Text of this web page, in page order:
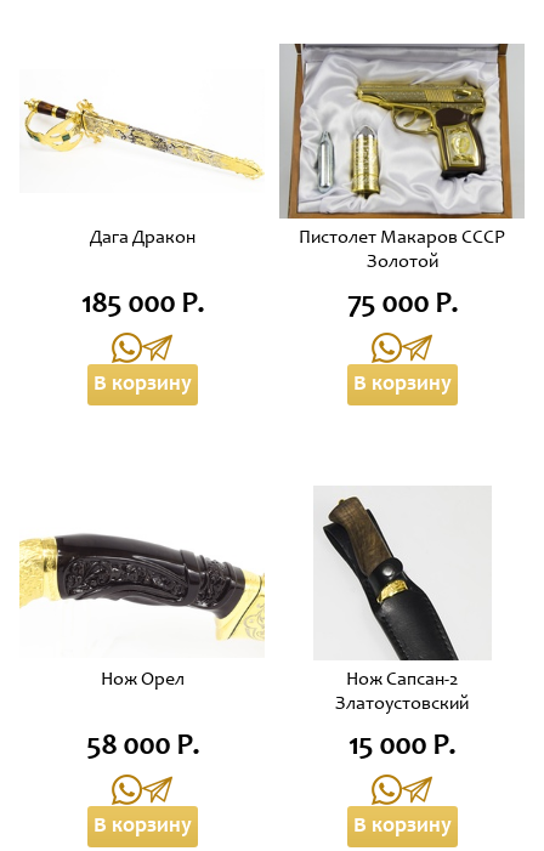
Дага Дракон
185 000 Р.
В корзину
Пистолет Макаров СССР
Золотой
75 000 Р.
В корзину
Нож Орел
58 000 Р.
В корзину
Нож Сапсан-2
Златоустовский
15 000 Р.
В корзину